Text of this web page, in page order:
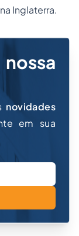
Inglaterra.
novidades
em sua